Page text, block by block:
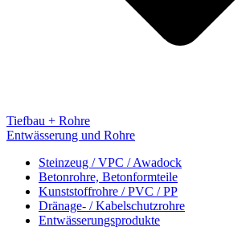
Tiefbau + Rohre
Entwässerung und Rohre
Steinzeug / VPC / Awadock
Betonrohre, Betonformteile
Kunststoffrohre / PVC / PP
Dränage- / Kabelschutzrohre
Entwässerungsprodukte